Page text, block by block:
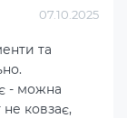
07.10.2025
та
- можна
ковзає,